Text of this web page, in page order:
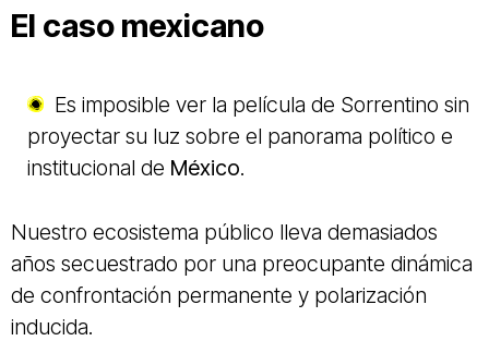
El caso mexicano
Es imposible ver la película de Sorrentino sin
proyectar su luz sobre el panorama político e
institucional de México.
Nuestro ecosistema público lleva demasiados
años secuestrado por una preocupante dinámica
de confrontación permanente y polarización
inducida.